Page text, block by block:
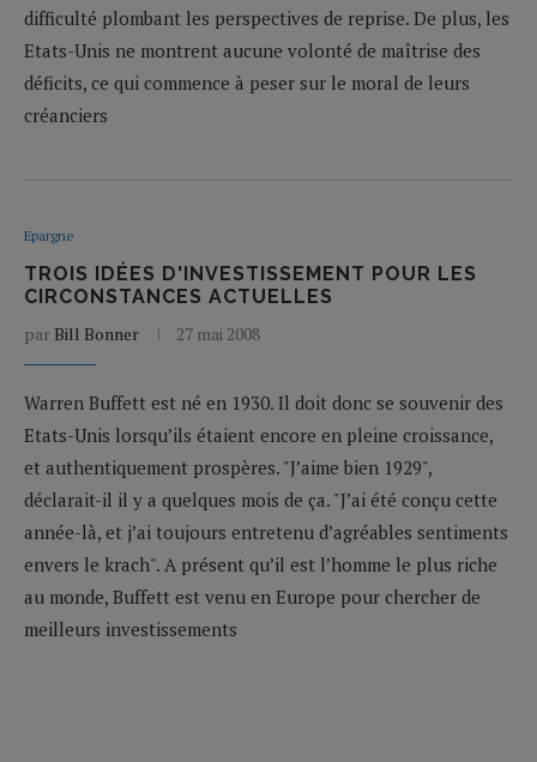
difficulté plombant les perspectives de reprise. De plus, les
Etats-Unis ne montrent aucune volonté de maîtrise des
déficits, ce qui commence à peser sur le moral de leurs
créanciers
Epargne
TROIS IDÉES D'INVESTISSEMENT POUR LES
CIRCONSTANCES ACTUELLES
par Bill Bonner 27 mai 2008
Warren Buffett est né en 1930. Il doit donc se souvenir des
Etats-Unis lorsqu’ils étaient encore en pleine croissance,
et authentiquement prospères. "J’aime bien 1929",
déclarait-il il y a quelques mois de ça. "J’ai été conçu cette
année-là, et j’ai toujours entretenu d’agréables sentiments
envers le krach". A présent qu’il est l’homme le plus riche
au monde, Buffett est venu en Europe pour chercher de
meilleurs investissements